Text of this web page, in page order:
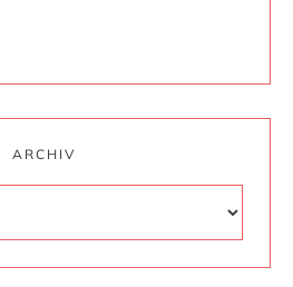
ARCHIV